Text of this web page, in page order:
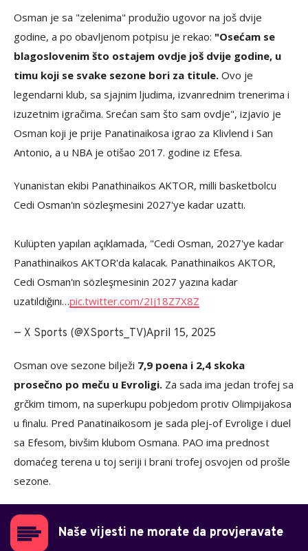
Osman je sa "zelenima" produžio ugovor na još dvije
godine, a po obavljenom potpisu je rekao: "Osećam se
blagoslovenim što ostajem ovdje još dvije godine, u
timu koji se svake sezone bori za titule. Ovo je
legendarni klub, sa sjajnim ljudima, izvanrednim trenerima i
izuzetnim igračima. Srećan sam što sam ovdje", izjavio je
Osman koji je prije Panatinaikosa igrao za Klivlend i San
Antonio, a u NBA je otišao 2017. godine iz Efesa.
Yunanistan ekibi Panathinaikos AKTOR, milli basketbolcu
Cedi Osman'ın sözleşmesini 2027'ye kadar uzattı.
Kulüpten yapılan açıklamada, "Cedi Osman, 2027'ye kadar
Panathinaikos AKTOR'da kalacak. Panathinaikos AKTOR,
Cedi Osman'ın sözleşmesinin 2027 yazına kadar
uzatıldığını…pic.twitter.com/2Ij18Z7X8Z
— X Sports (@XSports_TV)April 15, 2025
Osman ove sezone bilježi 7,9 poena i 2,4 skoka
prosečno po meču u Evroligi. Za sada ima jedan trofej sa
grčkim timom, na superkupu pobjedom protiv Olimpijakosa
u finalu. Pred Panatinaikosom je sada plej-of Evrolige i duel
sa Efesom, bivšim klubom Osmana. PAO ima prednost
domaćeg terena u toj seriji i brani trofej osvojen od prošle
sezone.
Naše vijesti ne morate da provjeravate